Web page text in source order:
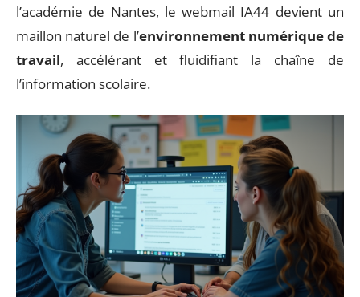
l’académie de Nantes, le webmail IA44 devient un
maillon naturel de l’environnement numérique de
travail, accélérant et fluidifiant la chaîne de
l’information scolaire.